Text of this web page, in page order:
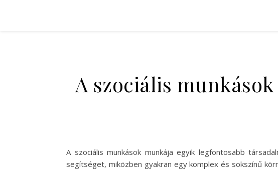
A szociális
A szociális munkások munkája egyik legfontosabb
segítséget, miközben gyakran egy komplex és sokszínű